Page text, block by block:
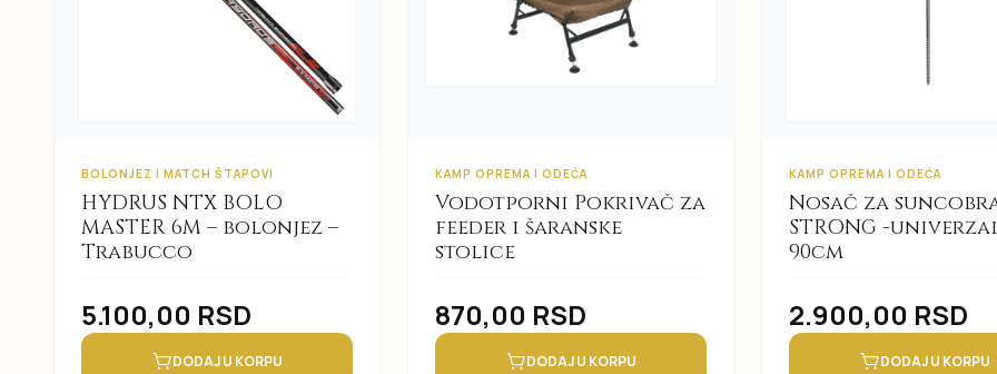
BOLONJEZ I MATCH ŠTAPOVI
HYDRUS NTX BOLO
MASTER 6M – bolonjez –
Trabucco
5.100,00 RSD
DODAJ U KORPU
KAMP OPREMA I ODEĆA
Vodotporni Pokrivač za
feeder i šaranske
stolice
870,00 RSD
DODAJ U KORPU
KAMP OPREMA I ODEĆA
Nosač za
STRONG -
90cm
2.900,00 RSD
DODAJ U KORPU